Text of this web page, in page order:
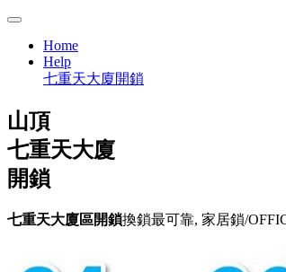
Home
Help
七重天大廈開鎖
山頂
七重天大廈
開鎖
七重天大廈區開鎖換鎖最可靠, 家居鎖/